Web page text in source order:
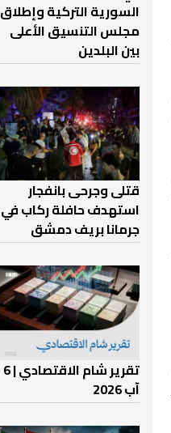
السورية التركية وإطلاق
مجلس التنسيق الأعلى
بين البلدين
قتلى وجرحى بانفجار
استهدف حافلة ركاب في
جرمانا بريف دمشق
تقرير شام الاقتصادي | 6
آب 2026